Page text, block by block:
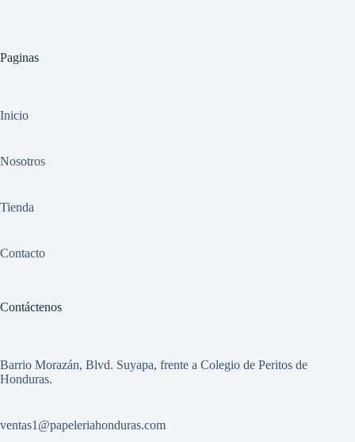
Paginas
Inicio
Nosotros
Tienda
Contacto
Contáctenos
Barrio Morazán, Blvd. Suyapa, frente a Colegio de Peritos de
Honduras.
ventas1 @papeleriahonduras.com